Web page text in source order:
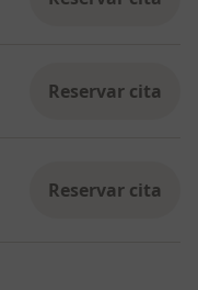
Reservar cita
Reservar cita